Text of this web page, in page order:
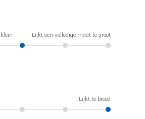
Lijkt een volledige maat te groot
Lijkt te breed